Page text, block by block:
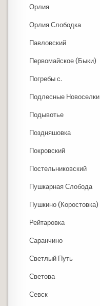
Орлия
Орлия Слободка
Павловский
Первомайское (Быки)
Погребы с.
Подлесные Новоселки
Подывотье
Поздняшовка
Покровский
Постельниковский
Пушкарная Слобода
Пушкино (Коростовка)
Рейтаровка
Саранчино
Светлый Путь
Светова
Севск